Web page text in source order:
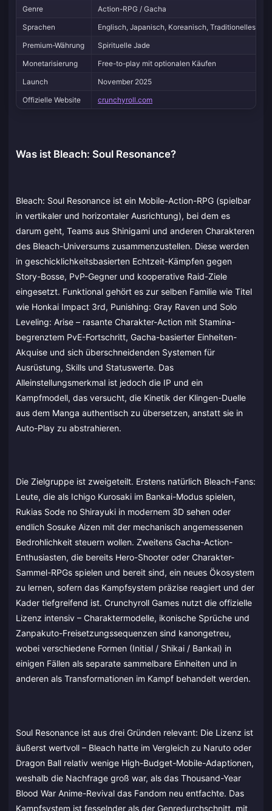
Genre
Action-RPG / Gacha
Sprachen
Englisch, Japanisch, Koreanisch, Traditionelles
Premium-Währung
Spirituelle Jade
Monetarisierung
Free-to-play mit optionalen Käufen
Launch
November 2025
Offizielle Website
crunchyroll.com
Was ist Bleach: Soul Resonance?
Bleach: Soul Resonance ist ein Mobile-Action-RPG (spielbar
in vertikaler und horizontaler Ausrichtung), bei dem es
darum geht, Teams aus Shinigami und anderen Charakteren
des Bleach-Universums zusammenzustellen. Diese werden
in geschicklichkeitsbasierten Echtzeit-Kämpfen gegen
Story-Bosse, PvP-Gegner und kooperative Raid-Ziele
eingesetzt. Funktional gehört es zur selben Familie wie Titel
wie Honkai Impact 3rd, Punishing: Gray Raven und Solo
Leveling: Arise – rasante Charakter-Action mit Stamina-
begrenztem PvE-Fortschritt, Gacha-basierter Einheiten-
Akquise und sich überschneidenden Systemen für
Ausrüstung, Skills und Statuswerte. Das
Alleinstellungsmerkmal ist jedoch die IP und ein
Kampfmodell, das versucht, die Kinetik der Klingen-Duelle
aus dem Manga authentisch zu übersetzen, anstatt sie in
Auto-Play zu abstrahieren.
Die Zielgruppe ist zweigeteilt. Erstens natürlich Bleach-Fans:
Leute, die als Ichigo Kurosaki im Bankai-Modus spielen,
Rukias Sode no Shirayuki in modernem 3D sehen oder
endlich Sosuke Aizen mit der mechanisch angemessenen
Bedrohlichkeit steuern wollen. Zweitens Gacha-Action-
Enthusiasten, die bereits Hero-Shooter oder Charakter-
Sammel-RPGs spielen und bereit sind, ein neues Ökosystem
zu lernen, sofern das Kampfsystem präzise reagiert und der
Kader tiefgreifend ist. Crunchyroll Games nutzt die offizielle
Lizenz intensiv – Charaktermodelle, ikonische Sprüche und
Zanpakuto-Freisetzungssequenzen sind kanongetreu,
wobei verschiedene Formen (Initial / Shikai / Bankai) in
einigen Fällen als separate sammelbare Einheiten und in
anderen als Transformationen im Kampf behandelt werden.
Soul Resonance ist aus drei Gründen relevant: Die Lizenz ist
äußerst wertvoll – Bleach hatte im Vergleich zu Naruto oder
Dragon Ball relativ wenige High-Budget-Mobile-Adaptionen,
weshalb die Nachfrage groß war, als das Thousand-Year
Blood War Anime-Revival das Fandom neu entfachte. Das
Kampfsystem ist fesselnder als der Genredurchschnitt, mit